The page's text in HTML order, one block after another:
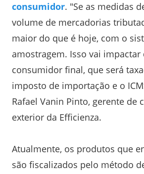
consumidor. "Se as medidas
volume de mercadorias
maior do que é hoje, com o
amostragem. Isso vai impactar
consumidor final, que será
imposto de importação e o
Rafael Vanin Pinto, gerente de
exterior da Efficienza.
Atualmente, os produtos que
são fiscalizados pelo método